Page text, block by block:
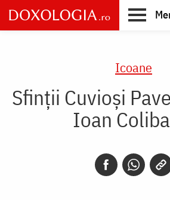
Skip
to
main
Icoane
Sfinții Cuvioși
Ioan